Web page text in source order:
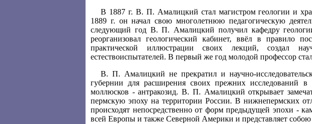
В 1887 г. В. П. Амалицкий стал магистром геологии и
1889 г. он начал свою многолетнюю педагогическую
следующий год В. П. Амалицкий получил кафедру
реорганизовал геологический кабинет, ввёл в правило
практической иллюстрации своих лекций, создал
естествоиспытателей. В первый же год молодой профессор
В. П. Амалицкий не прекратил и научно-
губернии для расширения своих прежних исследований в
моллюсков - антракозид. В. П. Амалицкий открывает
пермскую эпоху на территории России. В нижнепермских
происходят непосредственно от форм предыдущей эпохи -
всей Европы и также Северной Америки и представляет